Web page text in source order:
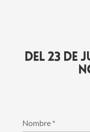
DEL 23 DE
Nombre *